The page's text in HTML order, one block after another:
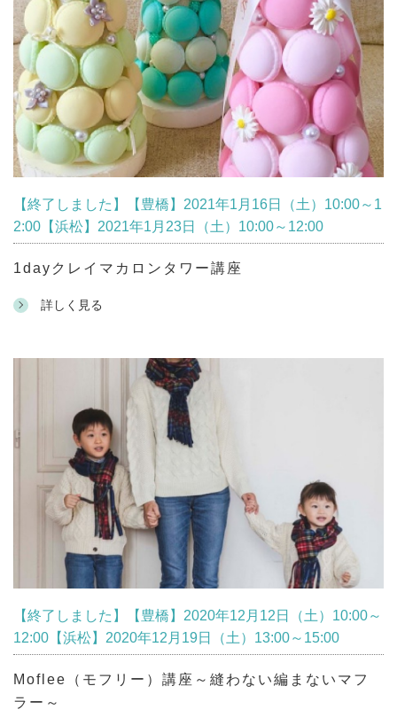
【終了しました】【豊橋】2021年1月16日（土）10:00～1
2:00【浜松】2021年1月23日（土）10:00～12:00
1dayクレイマカロンタワー講座
詳しく見る
【終了しました】【豊橋】2020年12月12日（土）10:00～
12:00【浜松】2020年12月19日（土）13:00～15:00
Moflee（モフリー）講座～縫わない編まないマフ
ラー～